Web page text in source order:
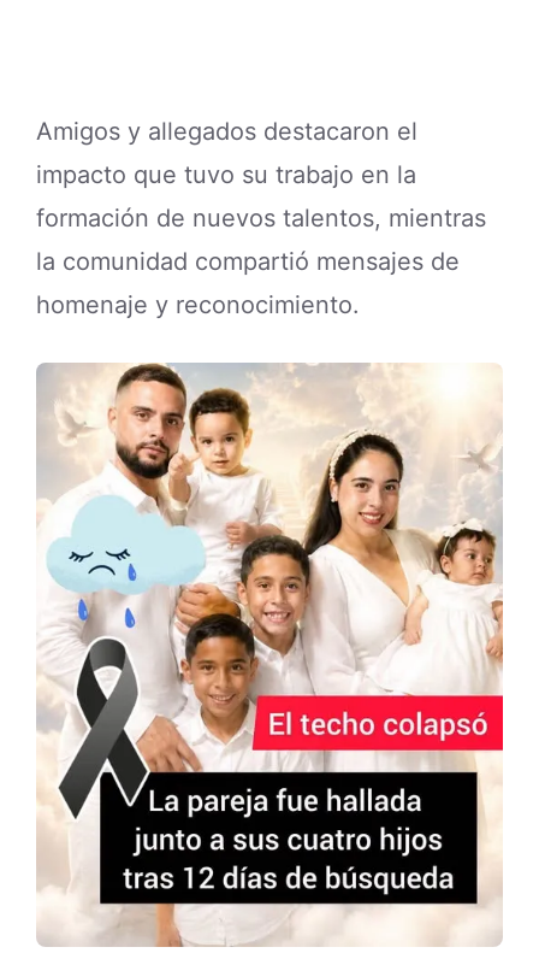
Amigos y allegados destacaron el
impacto que tuvo su trabajo en la
formación de nuevos talentos, mientras
la comunidad compartió mensajes de
homenaje y reconocimiento.